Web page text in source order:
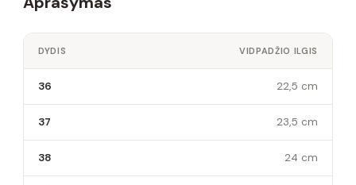
DYDIS VIDPADŽIO ILGIS
36 22,5 cm
37 23,5 cm
38 24 cm